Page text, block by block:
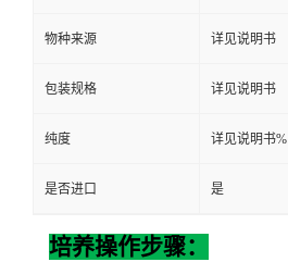
物种来源 详见说明书
包装规格 详见说明书
纯度 详见说明书%
是否进口 是
培养操作步骤：